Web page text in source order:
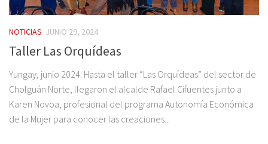
NOTICIAS JUNIO 29, 2024
Taller Las Orquídeas
Yungay, junio 2024: Hasta el taller “Las Orquídeas” del sector de
Cholguán Norte, llegaron el alcalde Rafael Cifuentes junto a
Karen Novoa, profesional del programa Autonomía Económica
de la Mujer para conocer las creaciones...